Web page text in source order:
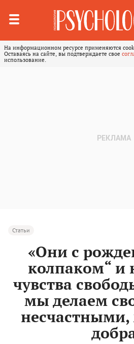
На информационном ресурсе применяются
Оставаясь на сайте, вы подтверждаете свое
использование.
Статьи
«Они с
колпаком“ и
чувства
мы делаем